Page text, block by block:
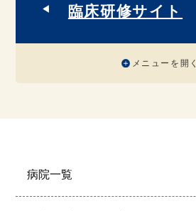
臨床研修サイト
メニューを開く
病院一覧